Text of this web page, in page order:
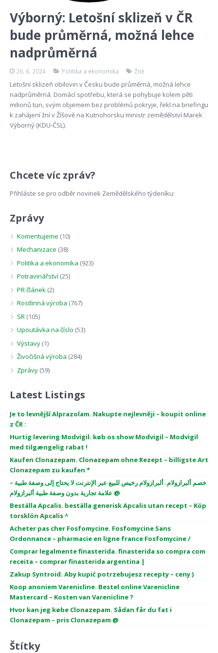
Výborný: Letošní sklizeň v ČR
bude průměrná, možná lehce
nadprůměrná
26. 6. 2024 Politika a ekonomika Žně
Letošní sklizeň obilovin v Česku bude průměrná, možná lehce
nadprůměrná. Domácí spotřebu, která se pohybuje kolem pěti
milionů tun, svým objemem bez problémů pokryje, řekl na briefingu
k zahájení žní v Žíšově na Kutnohorsku ministr zemědělství Marek
Výborný (KDU-ČSL).
Chcete víc zpráv?
Přihláste se pro odběr novinek Zemědělského týdeníku:
Zprávy
Komentujeme (10)
Mechanizace (38)
Politika a ekonomika (923)
Potravinářství (25)
PR článek (2)
Rostlinná výroba (767)
SR (105)
Upoutávka na číslo (53)
Výstavy (1)
Živočišná výroba (284)
Zprávy (59)
Latest Listings
Je to levnější Alprazolam. Nakupte nejlevněji – koupit online
z ČR :
Hurtig levering Modvigil. køb os show Modvigil – Modvigil
med tilgængelig rabat !
Kaufen Clonazepam. Clonazepam ohne Rezept – billigste Art
Clonazepam zu kaufen *
خصم ألبرازولام. ألبرازولام رخيص للبيع عبر الإنترنت لا يحتاج إلى وصفة طبية –
علامة تجارية بدون وصفة طبية ألبرازولام @
Beställa Apcalis. beställa generisk Apcalis utan recept – Köp
torsklön Apcalis ^
Acheter pas cher Fosfomycine. Fosfomycine Sans
Ordonnance – pharmacie en ligne france Fosfomycine /
Comprar legalmente finasterida. finasterida so compra com
receita – comprar finasterida argentina |
Zakup Syntroid. Aby kupić potrzebujesz recepty – ceny )
Koop anoniem Varenicline. Bestel online Varenicline
Mastercard – Kosten van Varenicline ?
Hvor kan jeg købe Clonazepam. Sådan får du fat i
Clonazepam – pris Clonazepam @
Štítky